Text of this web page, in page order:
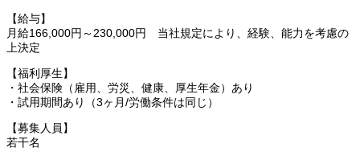
【給与】
月給166,000円～230,000円 当社規定により、経験、能力を考慮の
上決定
【福利厚生】
・社会保険（雇用、労災、健康、厚生年金）あり
・試用期間あり（3ヶ月/労働条件は同じ）
【募集人員】
若干名